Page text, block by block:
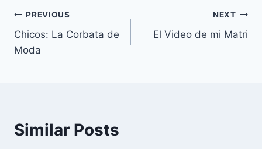
Navegación
de
PREVIOUS
Chicos: La Corbata de
Moda
NEXT
El Video de mi Matri
Similar Posts